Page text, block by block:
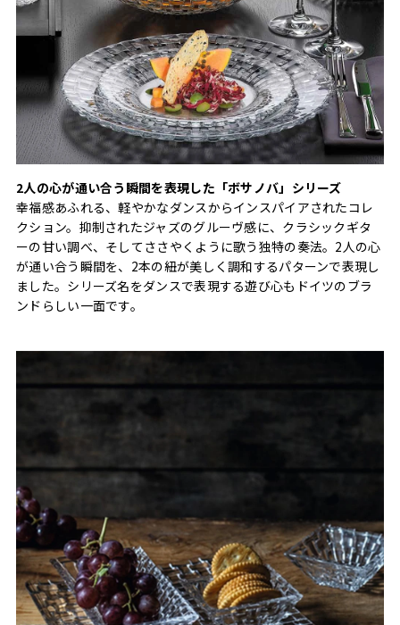
2人の心が通い合う瞬間を表現した「ボサノバ」シリーズ
幸福感あふれる、軽やかなダンスからインスパイアされたコレ
クション。抑制されたジャズのグルーヴ感に、クラシックギタ
ーの甘い調べ、そしてささやくように歌う独特の奏法。2人の心
が通い合う瞬間を、2本の紐が美しく調和するパターンで表現し
ました。シリーズ名をダンスで表現する遊び心もドイツのブラ
ンドらしい一面です。